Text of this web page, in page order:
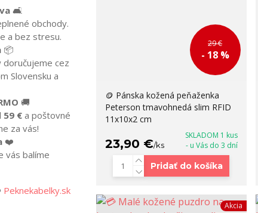
29 €
- 18 %
🪙 Pánska kožená peňaženka
Peterson tmavohnedá slim RFID
11x10x2 cm
23,90 €/ks
SKLADOM 1 kus
- u Vás do 3 dní
Pridať do košíka
Akcia
🛋️
obchody.
a bez stresu.
📦
doručujeme cez
Slovensku a
🚚
59 € a poštovné
za vás!
❤️
vás balíme
Peknekabelky.sk